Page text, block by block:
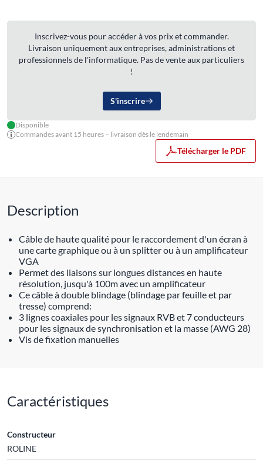
Inscrivez-vous pour accéder à vos prix et commander.
Livraison uniquement aux entreprises, administrations et
professionnels de l'informatique. Pas de vente aux particuliers
!
S'inscrire
Disponible
Commandes avant 15 heures – livraison dès le lendemain
Télécharger le PDF
Description
Câble de haute qualité pour le raccordement d'un écran à
une carte graphique ou à un splitter ou à un amplificateur
VGA
Permet des liaisons sur longues distances en haute
résolution, jusqu'à 100m avec un amplificateur
Ce câble à double blindage (blindage par feuille et par
tresse) comprend:
3 lignes coaxiales pour les signaux RVB et 7 conducteurs
pour les signaux de synchronisation et la masse (AWG 28)
Vis de fixation manuelles
Caractéristiques
Constructeur
ROLINE